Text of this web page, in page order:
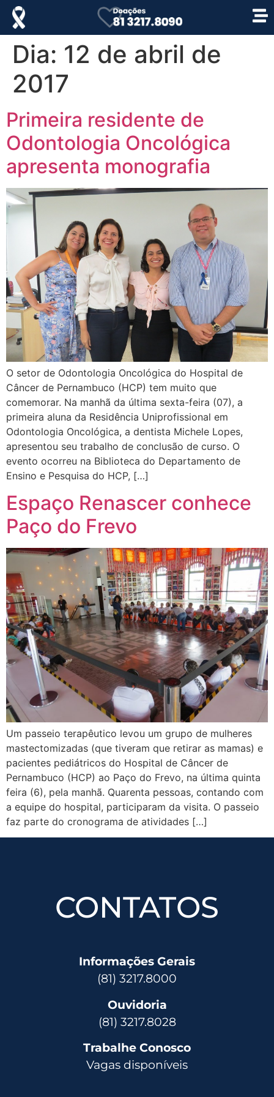
Dia: 12 de abril de
2017
Primeira residente de
Odontologia Oncológica
apresenta monografia
O setor de Odontologia Oncológica do Hospital de
Câncer de Pernambuco (HCP) tem muito que
comemorar. Na manhã da última sexta-feira (07), a
primeira aluna da Residência Uniprofissional em
Odontologia Oncológica, a dentista Michele Lopes,
apresentou seu trabalho de conclusão de curso. O
evento ocorreu na Biblioteca do Departamento de
Ensino e Pesquisa do HCP, […]
Espaço Renascer conhece
Paço do Frevo
Um passeio terapêutico levou um grupo de mulheres
mastectomizadas (que tiveram que retirar as mamas) e
pacientes pediátricos do Hospital de Câncer de
Pernambuco (HCP) ao Paço do Frevo, na última quinta
feira (6), pela manhã. Quarenta pessoas, contando com
a equipe do hospital, participaram da visita. O passeio
faz parte do cronograma de atividades […]
CONTATOS
Informações Gerais
(81) 3217.8000
Ouvidoria
(81) 3217.8028
Trabalhe Conosco
Vagas disponíveis